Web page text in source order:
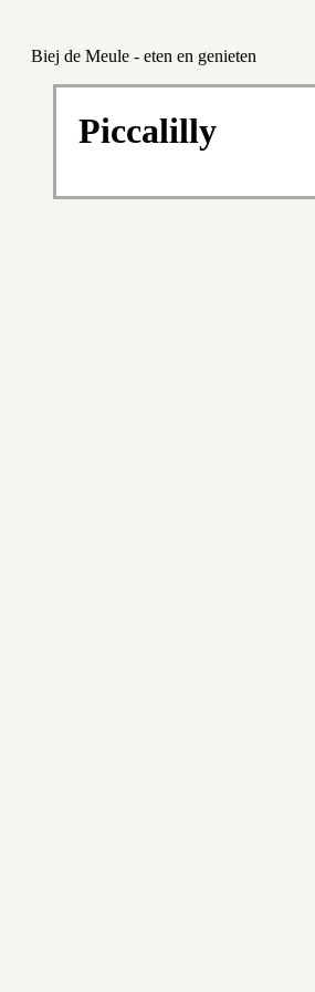
Biej de Meule - eten en genieten
Piccalilly